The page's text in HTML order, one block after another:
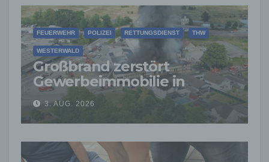
FEUERWEHR POLIZEI RETTUNGSDIENST THW
WESTERWALD
Großbrand zerstört
Gewerbeimmobilie in
Siershahn –
Millionenschaden
entstanden
3. AUG. 2026